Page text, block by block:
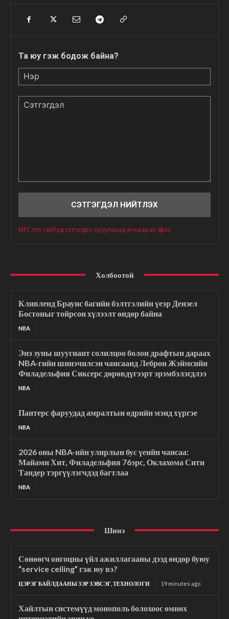
Та юу гэж бодож байна?
MFC.mn сайтад сэтгэгдэл оруулахад анхаарах зүйлс
Холбоотой
Кливленд Браунс багийн бэлтгэлийн үеэр Дензел
Бостоныг тойрсон хүлээлт өндөр байна
NBA
Энэ зуны шуугиант солилцоо болон драфтын дараах
NBA-гийн шинэчилсэн чансаанд Леброн Жэймсийн
Филадельфия Сиксерс дөрөвдүгээрт эрэмбэлэгдлээ
NBA
Пантерс фаруудад амралтын өдрийн мэнд хүргэе
NBA
2026 оны NBA-ийн улирлын бус үеийн чансаа:
Майами Хит, Филадельфия 76эрс, Оклахома Сити
Тандер тэргүүлэгчдэд багтлаа
NBA
Шинэ
Сөнөөгч онгоцны үйл ажиллагааны дээд өндөр буюу
“service ceiling” гэж юу вэ?
ЦЭРЭГ БАЙЛДААНЫ ЗЭР ЗЭВСЭГ, ТЕХНОЛОГИ 19 minutes ago
Хайлтын системүүд монополь болохоос өмнөх